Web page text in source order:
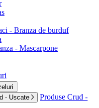
- Branza de burduf
- Mascarpone
- Uscate
Produse Crud -